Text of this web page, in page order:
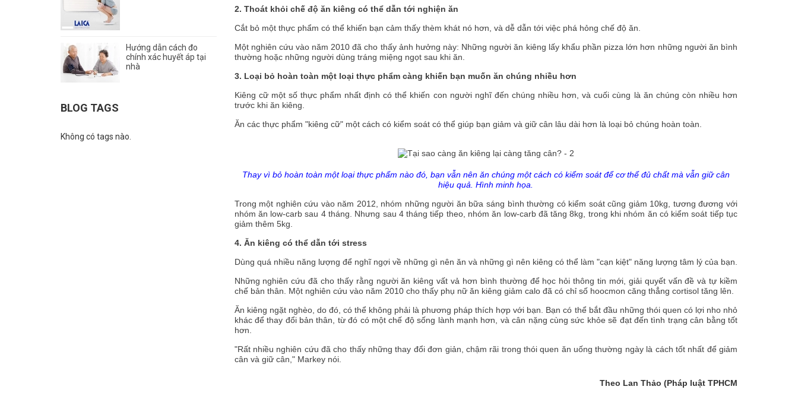
2. Thoát khỏi chế độ ăn kiêng có thể dẫn tới nghiện ăn
Cắt bỏ một thực phẩm có thể khiến bạn cảm thấy thèm khát nó hơn, và dễ dẫn tới việc phá hỏng chế độ ăn.
Một nghiên cứu vào năm 2010 đã cho thấy ảnh hưởng này: Những người ăn kiêng lấy khẩu phần pizza lớn hơn những người ăn bình
thường hoặc những người dùng tráng miệng ngọt sau khi ăn.
3. Loại bỏ hoàn toàn một loại thực phẩm càng khiến bạn muốn ăn chúng nhiều hơn
Kiêng cữ một số thực phẩm nhất định có thể khiến con người nghĩ đến chúng nhiều hơn, và cuối cùng là ăn chúng còn nhiều hơn
trước khi ăn kiêng.
Ăn các thực phẩm "kiêng cữ" một cách có kiểm soát có thể giúp bạn giảm và giữ cân lâu dài hơn là loại bỏ chúng hoàn toàn.
Thay vì bỏ hoàn toàn một loại thực phẩm nào đó, bạn vẫn nên ăn chúng một cách có kiểm soát để cơ thể đủ chất mà vẫn giữ cân
hiệu quả. Hình minh họa.
Trong một nghiên cứu vào năm 2012, nhóm những người ăn bữa sáng bình thường có kiểm soát cũng giảm 10kg, tương đương với
nhóm ăn low-carb sau 4 tháng. Nhưng sau 4 tháng tiếp theo, nhóm ăn low-carb đã tăng 8kg, trong khi nhóm ăn có kiểm soát tiếp tục
giảm thêm 5kg.
4. Ăn kiêng có thể dẫn tới stress
Dùng quá nhiều năng lượng để nghĩ ngợi về những gì nên ăn và những gì nên kiêng có thể làm "cạn kiệt" năng lượng tâm lý của bạn.
Những nghiên cứu đã cho thấy rằng người ăn kiêng vất vả hơn bình thường để học hỏi thông tin mới, giải quyết vấn đề và tự kiềm
chế bản thân. Một nghiên cứu vào năm 2010 cho thấy phụ nữ ăn kiêng giảm calo đã có chỉ số hoocmon căng thẳng cortisol tăng lên.
Ăn kiêng ngặt nghèo, do đó, có thể không phải là phương pháp thích hợp với bạn. Bạn có thể bắt đầu những thói quen có lợi nho nhỏ
khác để thay đổi bản thân, từ đó có một chế độ sống lành mạnh hơn, và cân nặng cùng sức khỏe sẽ đạt đến tình trạng cân bằng tốt
hơn.
"Rất nhiều nghiên cứu đã cho thấy những thay đổi đơn giản, chậm rãi trong thói quen ăn uống thường ngày là cách tốt nhất để giảm
cân và giữ cân," Markey nói.
Theo Lan Thảo (Pháp luật TPHCM
Hướng dẫn cách đo
chính xác huyết áp tại
nhà
BLOG TAGS
Không có tags nào.